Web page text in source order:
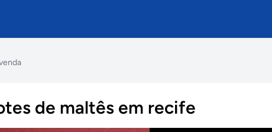
de maltês em recife